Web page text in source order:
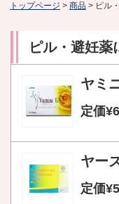
トップページ > 商品 > ピル
ピル・避妊薬
ヤミ
定価
ヤー
定価